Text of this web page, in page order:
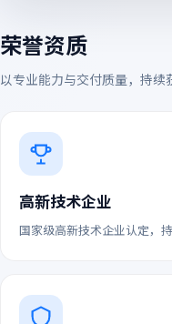
荣誉资质
以专业能力与交付质量，持
高新技术企业
国家级高新技术企业认定，